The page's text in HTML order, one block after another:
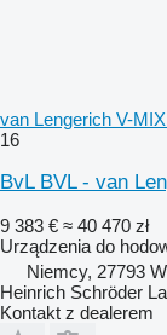
van Lengerich V-
16
BvL BVL - van
9 383 € ≈ 40 470 zł
Urządzenia do
Niemcy, 27793
Heinrich Schröder
Kontakt z dealerem